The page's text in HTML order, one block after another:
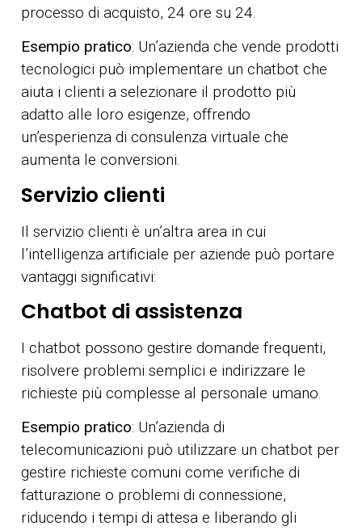
processo di acquisto, 24 ore su 24.
Esempio pratico: Un’azienda che vende prodotti
tecnologici può implementare un chatbot che
aiuta i clienti a selezionare il prodotto più
adatto alle loro esigenze, offrendo
un’esperienza di consulenza virtuale che
aumenta le conversioni.
Servizio clienti
Il servizio clienti è un’altra area in cui
l’intelligenza artificiale per aziende può portare
vantaggi significativi:
Chatbot di assistenza
I chatbot possono gestire domande frequenti,
risolvere problemi semplici e indirizzare le
richieste più complesse al personale umano.
Esempio pratico: Un’azienda di
telecomunicazioni può utilizzare un chatbot per
gestire richieste comuni come verifiche di
fatturazione o problemi di connessione,
riducendo i tempi di attesa e liberando gli